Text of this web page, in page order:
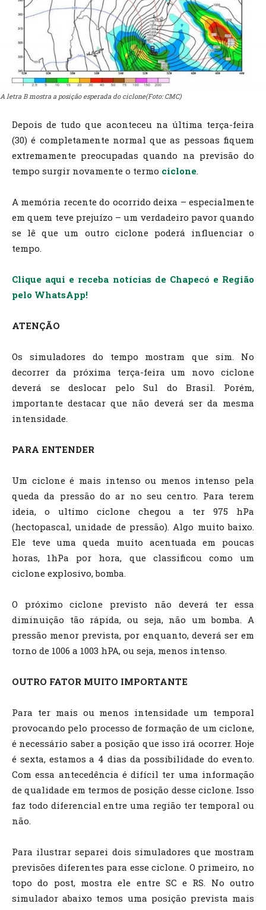
A letra B mostra a posição esperada do ciclone(Foto: CMC)
Depois de tudo que aconteceu na última terça-feira
(30) é completamente normal que as pessoas fiquem
extremamente preocupadas quando na previsão do
tempo surgir novamente o termo ciclone.
A memória recente do ocorrido deixa – especialmente
em quem teve prejuízo – um verdadeiro pavor quando
se lê que um outro ciclone poderá influenciar o
tempo.
Clique aqui e receba notícias de Chapecó e Região
pelo WhatsApp!
ATENÇÃO
Os simuladores do tempo mostram que sim. No
decorrer da próxima terça-feira um novo ciclone
deverá se deslocar pelo Sul do Brasil. Porém,
importante destacar que não deverá ser da mesma
intensidade.
PARA ENTENDER
Um ciclone é mais intenso ou menos intenso pela
queda da pressão do ar no seu centro. Para terem
ideia, o ultimo ciclone chegou a ter 975 hPa
(hectopascal, unidade de pressão). Algo muito baixo.
Ele teve uma queda muito acentuada em poucas
horas, 1hPa por hora, que classificou como um
ciclone explosivo, bomba.
O próximo ciclone previsto não deverá ter essa
diminuição tão rápida, ou seja, não um bomba. A
pressão menor prevista, por enquanto, deverá ser em
torno de 1006 a 1003 hPA, ou seja, menos intenso.
OUTRO FATOR MUITO IMPORTANTE
Para ter mais ou menos intensidade um temporal
provocando pelo processo de formação de um ciclone,
é necessário saber a posição que isso irá ocorrer. Hoje
é sexta, estamos a 4 dias da possibilidade do evento.
Com essa antecedência é difícil ter uma informação
de qualidade em termos de posição desse ciclone. Isso
faz todo diferencial entre uma região ter temporal ou
não.
Para ilustrar separei dois simuladores que mostram
previsões diferentes para esse ciclone. O primeiro, no
topo do post, mostra ele entre SC e RS. No outro
simulador abaixo temos uma posição prevista mais